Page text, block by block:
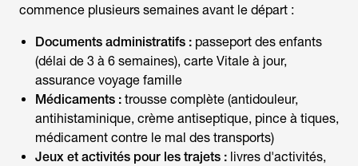
commence plusieurs semaines avant le départ :
Documents administratifs : passeport des enfants
(délai de 3 à 6 semaines), carte Vitale à jour,
assurance voyage famille
Médicaments : trousse complète (antidouleur,
antihistaminique, crème antiseptique, pince à tiques,
médicament contre le mal des transports)
Jeux et activités pour les trajets : livres d'activités,